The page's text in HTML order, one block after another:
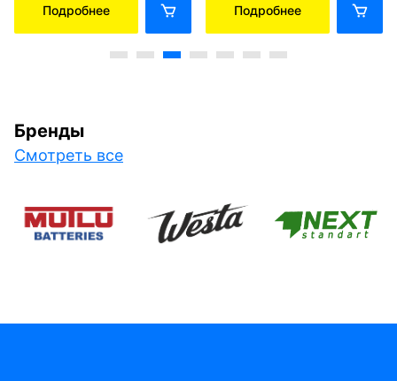
Подробнее Подробнее
Бренды
Смотреть все